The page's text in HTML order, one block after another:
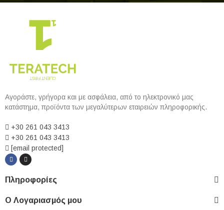
Αγοράστε, γρήγορα και με ασφάλεια, από το ηλεκτρονικό μας
κατάστημα, προϊόντα των μεγαλύτερων εταιρειών πληροφορικής.
+30 261 043 3413
+30 261 043 3413
[email protected]
Πληροφορίες
Ο Λογαριασμός μου